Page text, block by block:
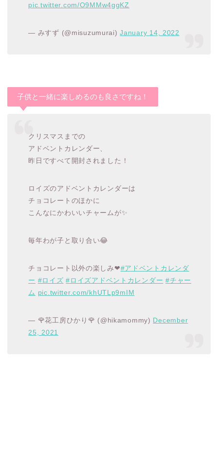
pic.twitter.com/O9MMw4ggKZ
— みすず (@misuzumurai)January 14, 2022
子供と一緒に楽しめるのも良さですね！
クリスマスまでの
アドベントカレンダー、
昨日ですべて開封されました！
ロイズのアドベントカレンダーは
チョコレートのほかに
こんなにかわいいチャームが✨
毎年わが子と取り合い😂
チョコレート以外の楽しみ❤#アドベントカレンダ
ー #ロイズ #ロイズアドベントカレンダー #チャー
ム pic.twitter.com/khUTLp9mIM
— 🌹花工房ひかり🌹 (@hikamommy) December
25, 2021